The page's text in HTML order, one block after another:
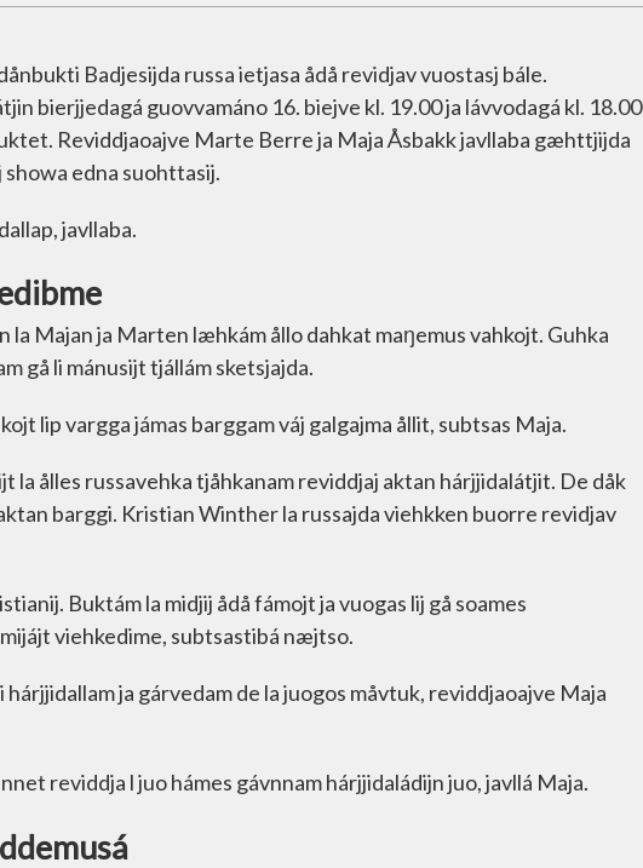
Badjesijda russa ietjasa ådå revidjav vuostasj bále.
bierjjedagá guovvamáno 16. biejve kl. 19.00 ja lávvodagá kl. 18.00
Reviddjaoajve Marte Berre ja Maja Åsbakk javllaba gæhttjijda
showa edna suohttasij.
javllaba.
la Majan ja Marten læhkám ållo dahkat maŋemus vahkojt. Guhka
gå li mánusijt tjállám sketsjajda.
lip vargga jámas barggam váj galgajma ållit, subtsas Maja.
la ålles russavehka tjåhkanam reviddjaj aktan hárjjidalátjit. De dåk
barggi. Kristian Winther la russajda viehkken buorre revidjav
Buktám la midjij ådå fámojt ja vuogas lij gå soames
viehkedime, subtsastibá næjtso.
hárjjidallam ja gárvedam de la juogos måvtuk, reviddjaoajve Maja
reviddja l juo hámes gávnnam hárjjidaládijn juo, javllá Maja.